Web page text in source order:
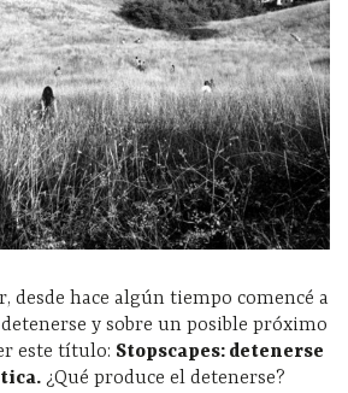
desde hace algún tiempo comencé a
y sobre un posible próximo
este título: Stopscapes: detenerse
¿Qué produce el detenerse?